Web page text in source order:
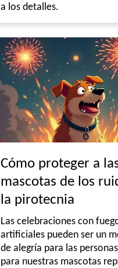
a los detalles.
Cómo proteger a
mascotas de los
la pirotecnia
Las celebraciones con
artificiales pueden ser un
de alegría para las
para nuestras mascotas